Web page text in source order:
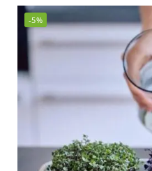
-5%